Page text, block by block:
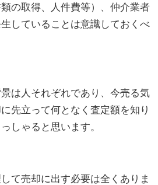
の取得、人件費等）、仲介業者
していることは意識しておくべ
は人それぞれであり、今売る気
先立って何となく査定額を知り
しゃると思います。
て売却に出す必要は全くありま